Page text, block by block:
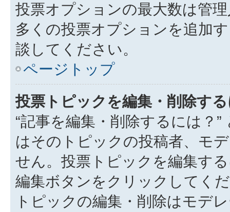
投票オプションの最大数は管
多くの投票オプションを追加
談してください。
ページトップ
投票トピックを編集・削除す
“記事を編集・削除するには？
はそのトピックの投稿者、モ
せん。投票トピックを編集す
編集ボタンをクリックしてく
トピックの編集・削除はモデ